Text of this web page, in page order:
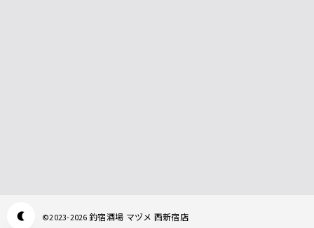
©2023-2026釣宿酒場 マヅメ 西新宿店
Appearance mode switch